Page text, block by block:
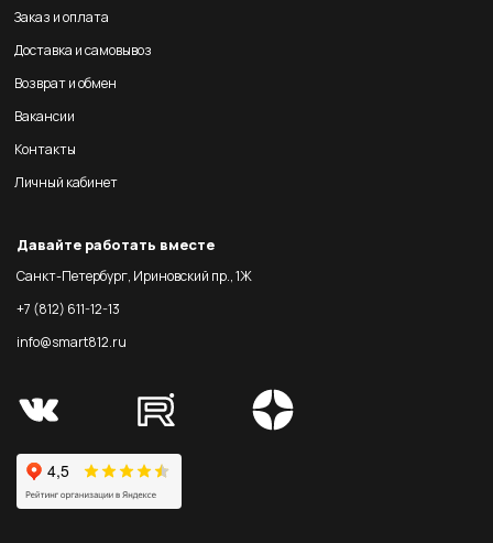
Заказ и оплата
Доставка и самовывоз
Возврат и обмен
Вакансии
Контакты
Личный кабинет
Давайте работать вместе
Санкт-Петербург, Ириновский пр., 1Ж
+7 (812) 611-12-13
info@smart812.ru